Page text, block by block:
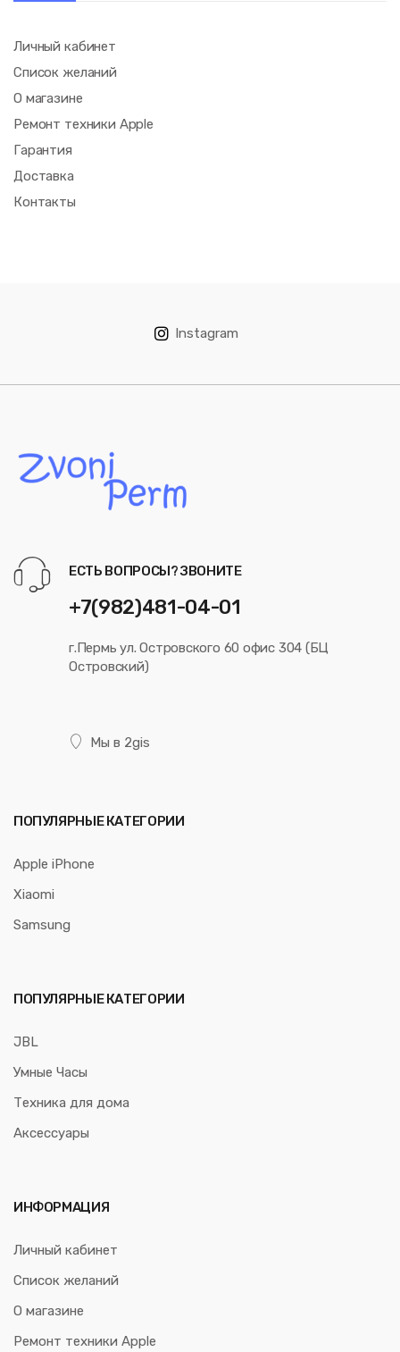
Личный кабинет
Список желаний
О магазине
Ремонт техники Apple
Гарантия
Доставка
Контакты
Instagram
ЕСТЬ ВОПРОСЫ? ЗВОНИТЕ
+7(982)481-04-01
г.Пермь ул. Островского 60 офис 304 (БЦ
Островский)
Мы в 2gis
ПОПУЛЯРНЫЕ КАТЕГОРИИ
Apple iPhone
Xiaomi
Samsung
ПОПУЛЯРНЫЕ КАТЕГОРИИ
JBL
Умные Часы
Техника для дома
Аксессуары
ИНФОРМАЦИЯ
Личный кабинет
Список желаний
О магазине
Ремонт техники Apple